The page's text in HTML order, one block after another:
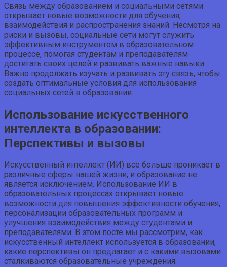
Связь между образованием и социальными сетями
открывает новые возможности для обучения,
взаимодействия и распространения знаний. Несмотря на
риски и вызовы, социальные сети могут служить
эффективным инструментом в образовательном
процессе, помогая студентам и преподавателям
достигать своих целей и развивать важные навыки.
Важно продолжать изучать и развивать эту связь, чтобы
создать оптимальные условия для использования
социальных сетей в образовании.
Использование искусственного
интеллекта в образовании:
Перспективы и вызовы
Искусственный интеллект (ИИ) все больше проникает в
различные сферы нашей жизни, и образование не
является исключением. Использование ИИ в
образовательных процессах открывает новые
возможности для повышения эффективности обучения,
персонализации образовательных программ и
улучшения взаимодействия между студентами и
преподавателями. В этом посте мы рассмотрим, как
искусственный интеллект используется в образовании,
какие перспективы он предлагает и с какими вызовами
сталкиваются образовательные учреждения.